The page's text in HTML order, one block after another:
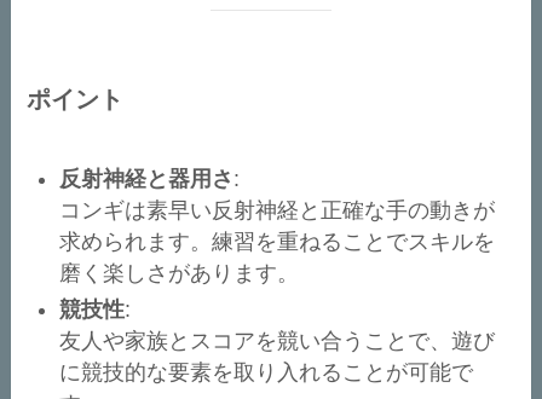
ポイント
反射神経と器用さ :
コンギは素早い反射神経と正確な手の動きが
求められます。練習を重ねることでスキルを
磨く楽しさがあります。
競技性:
友人や家族とスコアを競い合うことで、遊び
に競技的な要素を取り入れることが可能で